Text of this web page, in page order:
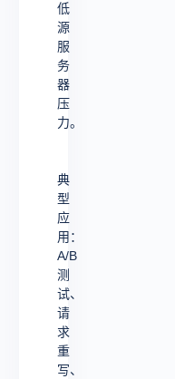
低
源
服
务
器
压
力。
典
型
应
用：
A/B
测
试、
请
求
重
写、